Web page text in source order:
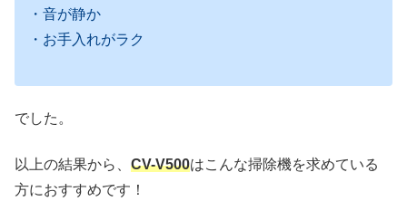
・音が静か
・お手入れがラク
でした。
以上の結果から、 CV-V500はこんな掃除機を求めている
方におすすめです！